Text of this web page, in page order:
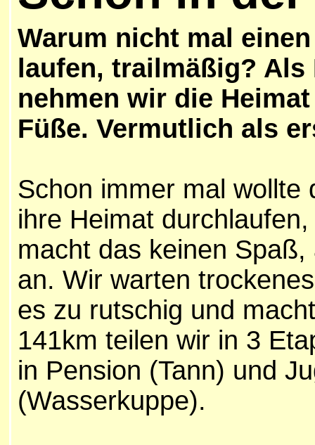
Warum nicht mal
laufen, trailmäßig?
nehmen wir die
Füße. Vermutlich als
Schon immer mal wollte
ihre Heimat
macht das keinen
an. Wir warten
es zu rutschig und
141km teilen wir in 3
in Pension (Tann) und
(Wasserkuppe).